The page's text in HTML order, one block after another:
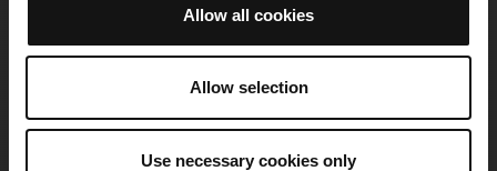
Allow all cookies
Allow selection
Use necessary cookies only
OpenRunner
Empleo